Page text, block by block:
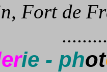
Fort de
ie - phot